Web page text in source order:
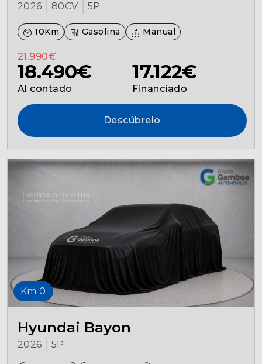
2026 80CV 5P
10Km Gasolina Manual
21.990€
18.490€
Al contado
17.122€
Financiado
Descúbrelo
Km 0
Hyundai Bayon
2026 5P